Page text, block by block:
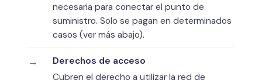
necesaria para conectar el punto de
suministro. Solo se pagan en determinados
casos (ver más abajo).
Derechos de acceso
Cubren el derecho a utilizar la red de